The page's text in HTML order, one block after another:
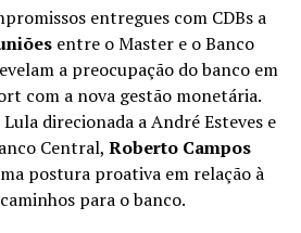
entregues com CDBs a
entre o Master e o Banco
a preocupação do banco em
com a nova gestão monetária.
direcionada a André Esteves e
Central, Roberto Campos
postura proativa em relação à
para o banco.